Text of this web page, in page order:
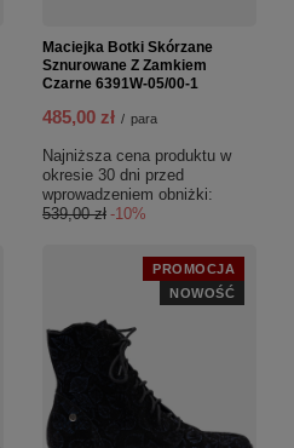
Maciejka Botki Skórzane
Sznurowane Z Zamkiem
Czarne 6391W-05/00-1
485,00 zł / para
Najniższa cena produktu w
okresie 30 dni przed
wprowadzeniem obniżki:
539,00 zł -10%
PROMOCJA
NOWOŚĆ